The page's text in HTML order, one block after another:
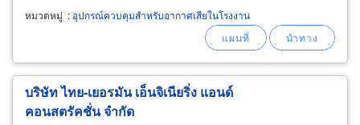
หมวดหมู่ : อุปกรณ์ควบคุมสำหรับอากาศเสียในโรงงาน
บริษัท ไทย-เยอรมัน เอ็นจิเนียริ่ง แอนด์
คอนสตรัคชั่น จำกัด